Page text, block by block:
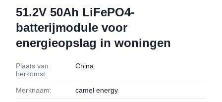
51.2V 50Ah LiFePO4-
batterijmodule voor
energieopslag in woningen
Plaats van
herkomst:
China
Merknaam: camel energy